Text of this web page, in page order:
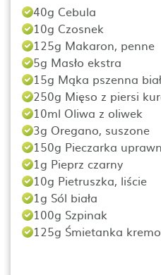
40g Cebula
10g Czosnek
125g Makaron, penne
5g Masło ekstra
15g Mąka pszenna
250g Mięso z piersi
10ml Oliwa z oliwek
3g Oregano, suszone
150g Pieczarka
1g Pieprz czarny
10g Pietruszka, liście
1g Sól biała
100g Szpinak
125g Śmietanka